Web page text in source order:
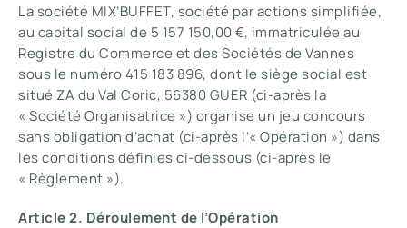
La société MIX’BUFFET, société par actions simplifiée,
au capital social de 5 157 150,00 €, immatriculée au
Registre du Commerce et des Sociétés de Vannes
sous le numéro 415 183 896, dont le siège social est
situé ZA du Val Coric, 56380 GUER (ci-après la
« Société Organisatrice ») organise un jeu concours
sans obligation d’achat (ci-après l’« Opération ») dans
les conditions définies ci-dessous (ci-après le
« Règlement »).
Article 2. Déroulement de l’Opération